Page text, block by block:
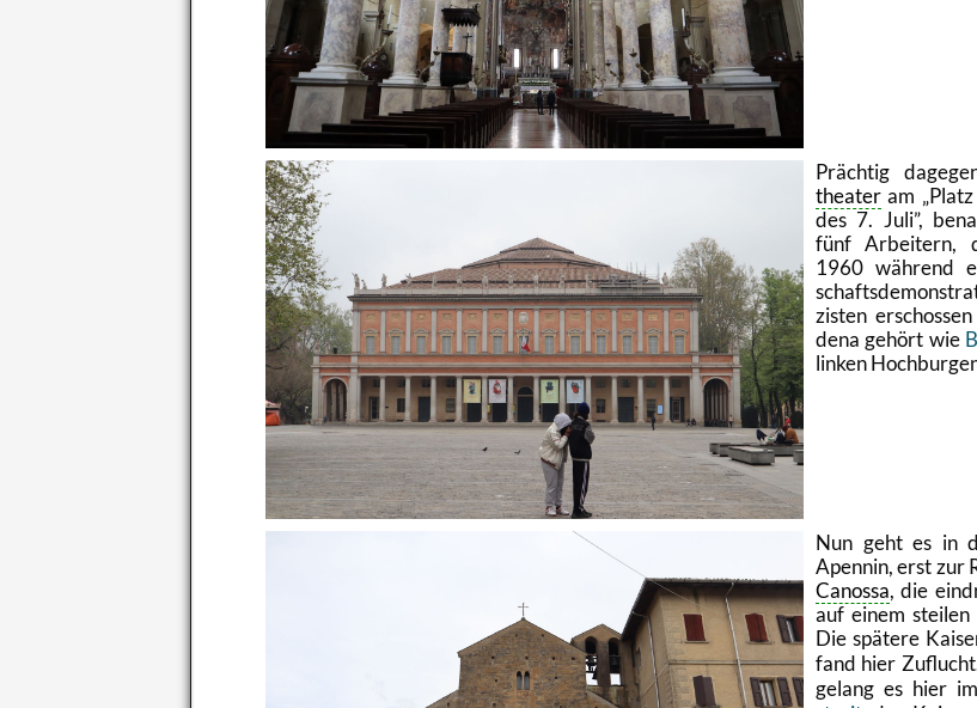
Präch­tig
thea­ter am
des 7. Juli,
fünf Ar­bei­tern,
1960 wäh­rend
zis­ten
de­na ge­hört wie
lin­ken
Nun geht es in
Apen­nin, erst zur
Ca­nos­sa, die
auf einem stei­len
Die spä­te­re
fand hier
ge­lang es hier im